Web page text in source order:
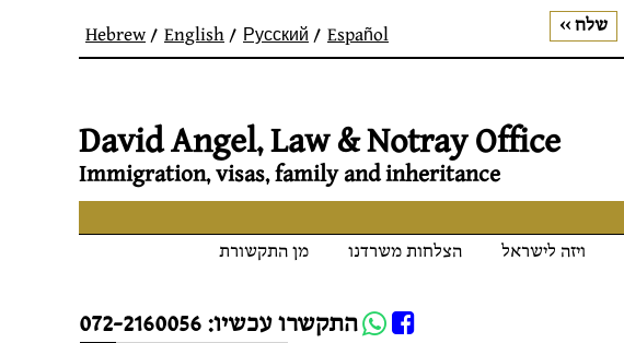
Hebrew English Русский Español
David Angel, Law & Notray Office
Immigration, visas, family and inheritance
ויזה לישראל הצלחות משרדנו
מן התקשורת
התקשרו עכשיו: 072-2160056
Whatsapp FB